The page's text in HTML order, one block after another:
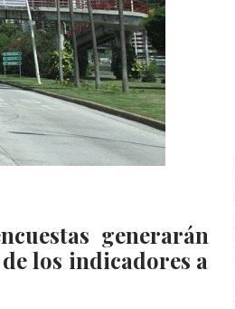
generarán
los indicadores a